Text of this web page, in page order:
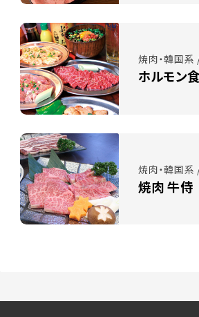
焼肉・韓国
ホルモン
焼肉・韓国
焼肉 牛侍